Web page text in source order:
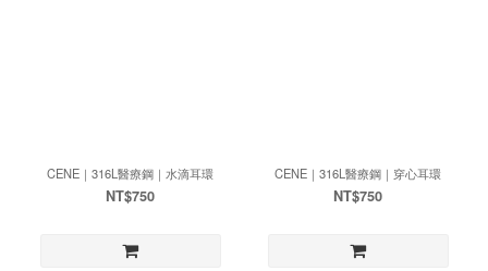
CENE｜316L醫療鋼｜水滴耳環
NT$750
CENE｜316L醫療鋼｜穿心耳環
NT$750